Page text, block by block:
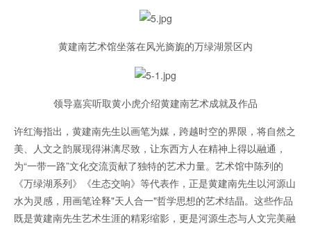
黄建南艺术馆坐落在风光旖旎的万绿湖景区内
领导嘉宾听取黄小虎介绍黄建南艺术成就及作品
许红海指出，黄建南先生以画笔为媒，跨越时空的界限，将自然之
美、人文之韵展现得淋漓尽致，让东西方人在精神上得以融通，
为“一带一路”文化交流贡献了独特的艺术力量。艺术馆中陈列的
《万绿湖系列》《生态交响》等代表作，正是黄建南先生以河源山
水为灵感，用画笔诠释"天人合一"哲学思想的艺术结晶。这些作品
既是黄建南先生艺术生涯的精彩缩影，更是河源生态与人文完美融